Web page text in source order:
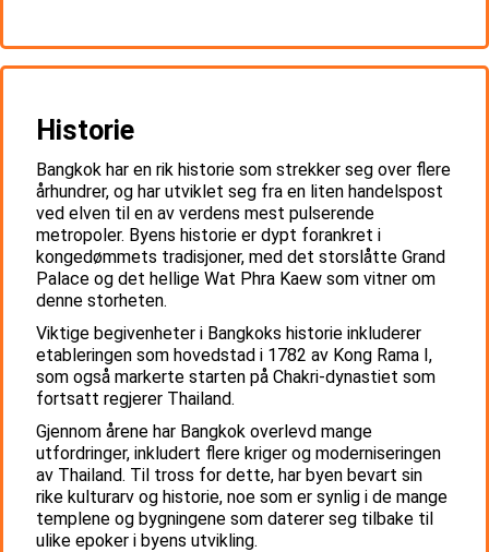
Historie
Bangkok har en rik historie som strekker seg over flere
århundrer, og har utviklet seg fra en liten handelspost
ved elven til en av verdens mest pulserende
metropoler. Byens historie er dypt forankret i
kongedømmets tradisjoner, med det storslåtte Grand
Palace og det hellige Wat Phra Kaew som vitner om
denne storheten.
Viktige begivenheter i Bangkoks historie inkluderer
etableringen som hovedstad i 1782 av Kong Rama I,
som også markerte starten på Chakri-dynastiet som
fortsatt regjerer Thailand.
Gjennom årene har Bangkok overlevd mange
utfordringer, inkludert flere kriger og moderniseringen
av Thailand. Til tross for dette, har byen bevart sin
rike kulturarv og historie, noe som er synlig i de mange
templene og bygningene som daterer seg tilbake til
ulike epoker i byens utvikling.